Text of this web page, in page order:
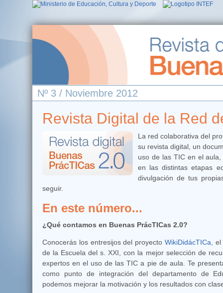
Nº 3 / Noviembre 2012
Revista Digital de la Red
La red colaborativa del
su revista digital, un
uso de las TIC en el
en las distintas etapas
divulgación de tus
seguir.
En este número...
¿Qué contamos en Buenas PrácTICas 2.0?
Conocerás los entresijos del proyecto WikiDidácTICa ,
de la Escuela del s. XXI, con la mejor selección de
expertos en el uso de las TIC a pie de aula. Te
como punto de integración del departamento de
podemos mejorar la motivación y los resultados con